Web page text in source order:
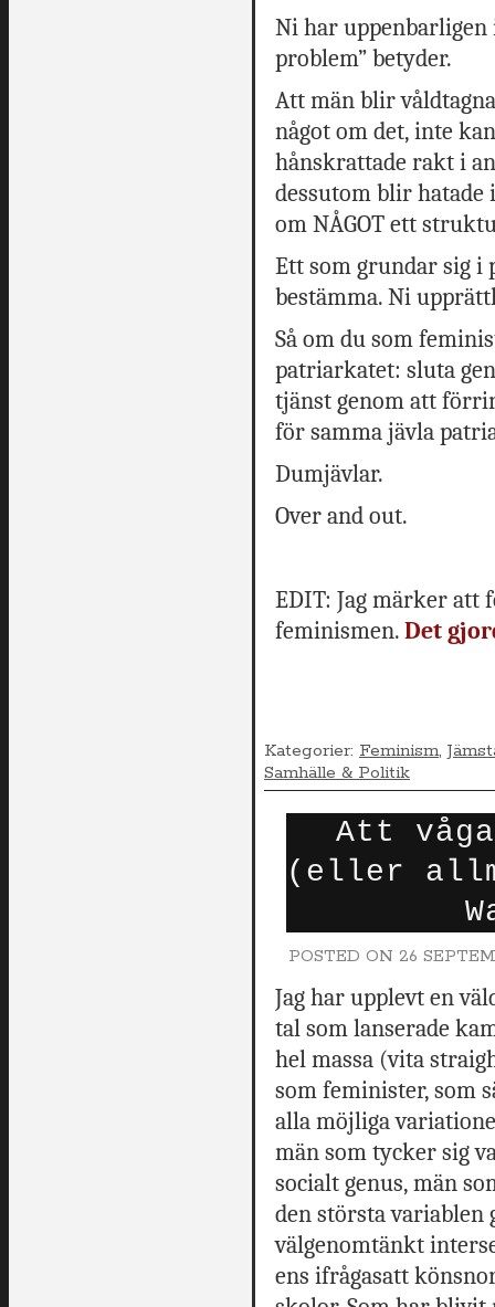
Ni har
problem” betyder.
Att män blir
något om det, inte
hånskrattade rakt i
dessutom blir
om NÅGOT ett
Ett som grundar sig i
bestämma. Ni
Så om du som
patriarkatet: sluta
tjänst genom att
för samma jävla
Dumjävlar.
Over and out.
EDIT: Jag märker att
feminismen. Det
Kategorier: Feminism,
Samhälle & Politik
Att
(eller
POSTED ON 26
Jag har upplevt en
tal som lanserade
hel massa (vita
som feminister, som
alla möjliga
män som tycker sig
socialt genus, män
den största variablen
välgenomtänkt
ens ifrågasatt